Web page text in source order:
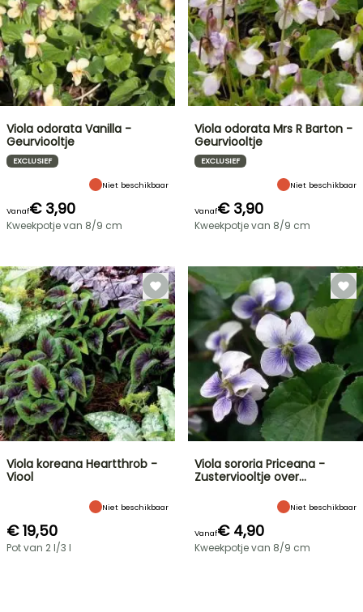
Viola odorata Vanilla -
Geurviooltje
EXCLUSIEF
Niet beschikbaar
Vanaf€ 3,90
Kweekpotje van 8/9 cm
Viola odorata Mrs R Barton -
Geurviooltje
EXCLUSIEF
Niet beschikbaar
Vanaf€ 3,90
Kweekpotje van 8/9 cm
Viola koreana Heartthrob -
Viool
Niet beschikbaar
€ 19,50
Pot van 2 l/3 l
Viola sororia Priceana -
Zusterviooltje over…
Niet beschikbaar
Vanaf€ 4,90
Kweekpotje van 8/9 cm